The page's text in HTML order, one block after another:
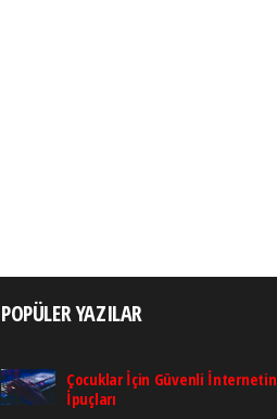
POPÜLER YAZILAR
Çocuklar İçin Güvenli İnternetin
İpuçları